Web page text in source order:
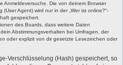
Anmeldeversuche. Die von deinem Browser
Agent) wird nur in der „Wer ist online?“-
gespeichert.
des Boards, dass weitere Daten
Abstimmungsverhalten bei Umfragen, der
oder explizit von dir gesetzte Lesezeichen oder
Verschlüsselung (Hash) gespeichert, so